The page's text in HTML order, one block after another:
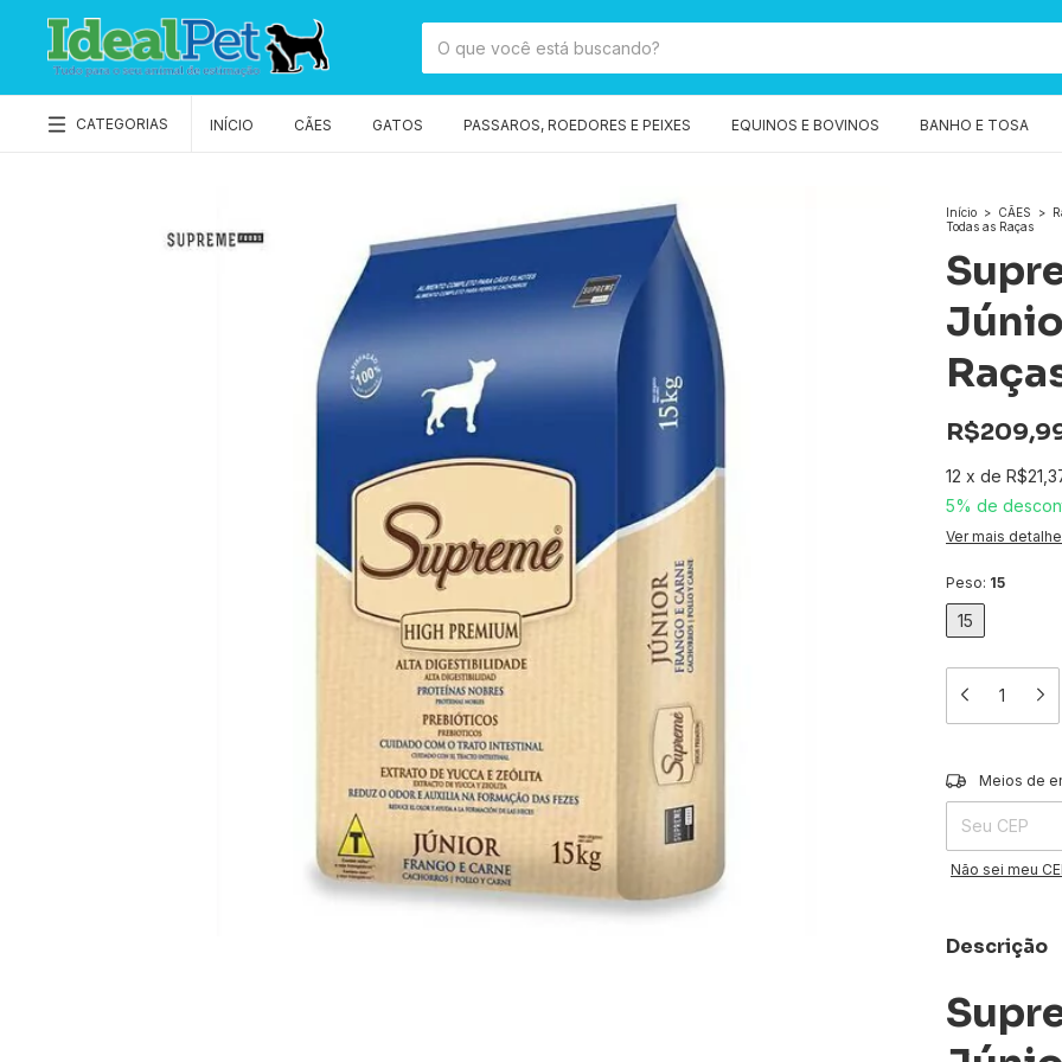
CATEGORIAS INÍCIO CÃES GATOS PASSAROS, ROEDORES E PEIXES EQUINOS E BOVINOS BANHO E TOSA
Início > CÃES >
Todas as Raças
12 x de
5% de
Ver mais
Peso: 15
15
Entregas para o
Meios de
Não sei meu
Descrição